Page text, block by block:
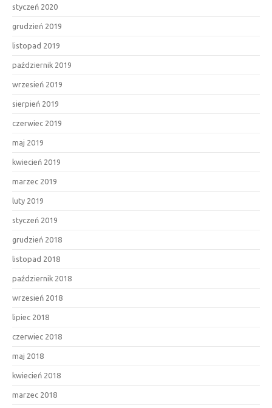
styczeń 2020
grudzień 2019
listopad 2019
październik 2019
wrzesień 2019
sierpień 2019
czerwiec 2019
maj 2019
kwiecień 2019
marzec 2019
luty 2019
styczeń 2019
grudzień 2018
listopad 2018
październik 2018
wrzesień 2018
lipiec 2018
czerwiec 2018
maj 2018
kwiecień 2018
marzec 2018